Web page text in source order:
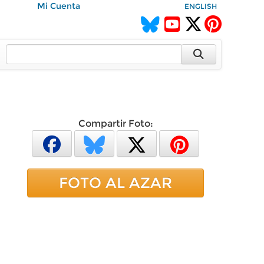
Mi Cuenta ENGLISH
Compartir Foto:
FOTO AL AZAR